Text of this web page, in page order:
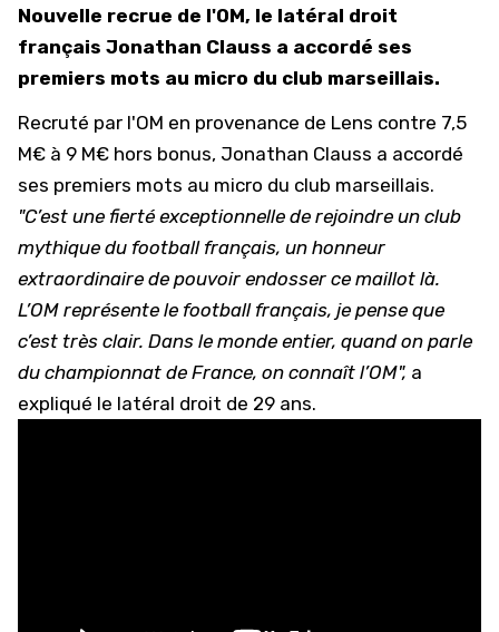
Nouvelle recrue de l'OM, le latéral droit
français Jonathan Clauss a accordé ses
premiers mots au micro du club marseillais.
Recruté par l'OM en provenance de Lens contre 7,5
M€ à 9 M€ hors bonus, Jonathan Clauss a accordé
ses premiers mots au micro du club marseillais.
"C’est une fierté exceptionnelle de rejoindre un club
mythique du football français, un honneur
extraordinaire de pouvoir endosser ce maillot là.
L’OM représente le football français, je pense que
c’est très clair. Dans le monde entier, quand on parle
du championnat de France, on connaît l’OM", a
expliqué le latéral droit de 29 ans.